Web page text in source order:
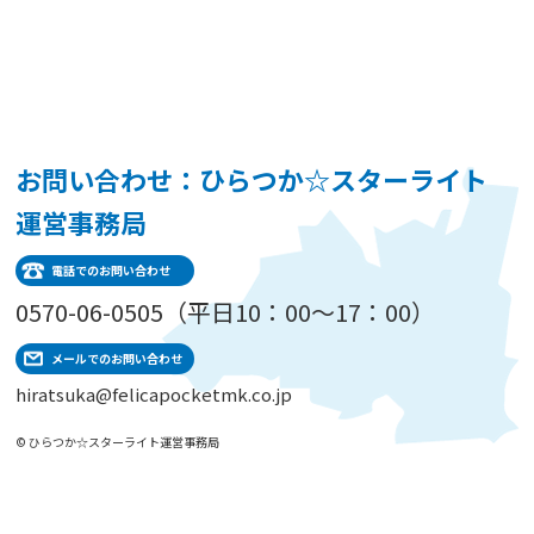
お問い合わせ：ひらつか☆スターライト
運営事務局
電話でのお問い合わせ
0570-06-0505（平日10：00～17：00）
メールでのお問い合わせ
hiratsuka@felicapocketmk.co.jp
© ひらつか☆スターライト運営事務局